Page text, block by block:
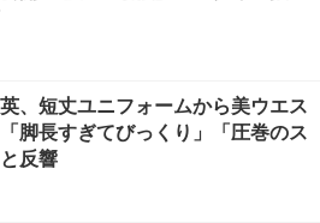
、短丈ユニフォームから美ウエス
脚長すぎてびっくり」「圧巻のス
反響